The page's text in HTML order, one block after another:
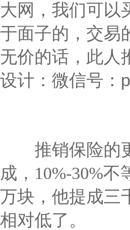
大网，我们可以
于面子的，交易
无价的话，此人
设计：微信号：
推销保险的更
成，10%-30%
万块，他提成三
相对低了。